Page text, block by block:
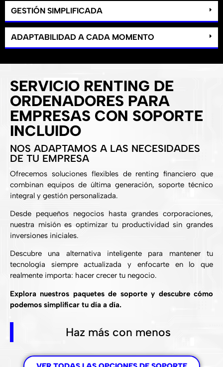
GESTIÓN SIMPLIFICADA
ADAPTABILIDAD A CADA MOMENTO
SERVICIO RENTING DE
ORDENADORES PARA
EMPRESAS CON SOPORTE
INCLUIDO
NOS ADAPTAMOS A LAS NECESIDADES
DE TU EMPRESA
Ofrecemos soluciones flexibles de renting financiero que
combinan equipos de última generación, soporte técnico
integral y gestión personalizada.
Desde pequeños negocios hasta grandes corporaciones,
nuestra misión es optimizar tu productividad sin grandes
inversiones iniciales.
Descubre una alternativa inteligente para mantener tu
tecnología siempre actualizada y enfocarte en lo que
realmente importa: hacer crecer tu negocio.
Explora nuestros paquetes de soporte y descubre cómo
podemos simplificar tu día a día.
Haz más con menos